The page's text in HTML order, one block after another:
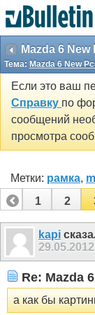
Mazda 6 New
Тема: Mazda 6 New
Если это ваш
Справку по
сообщений
просмотра
Метки: рамка,
1
2
kapi
29.05.2012
Re: Mazda
а как бы